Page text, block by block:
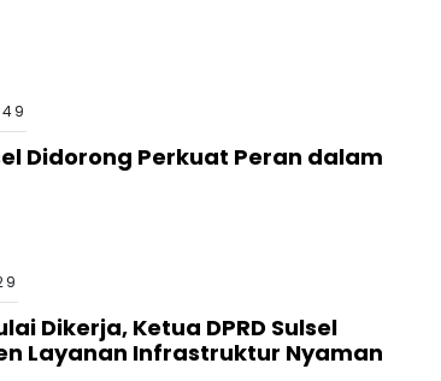
Didorong Perkuat Peran dalam
Dikerja, Ketua DPRD Sulsel
Layanan Infrastruktur Nyaman